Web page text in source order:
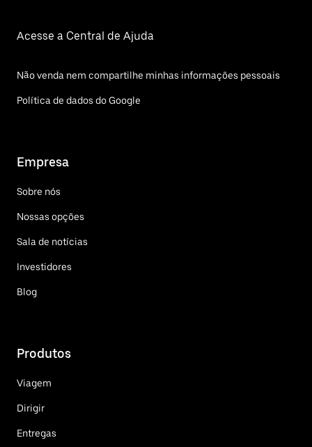
Acesse a Central de Ajuda
Não venda nem compartilhe minhas informações pessoais
Política de dados do Google
Empresa
Sobre nós
Nossas opções
Sala de notícias
Investidores
Blog
Produtos
Viagem
Dirigir
Entregas